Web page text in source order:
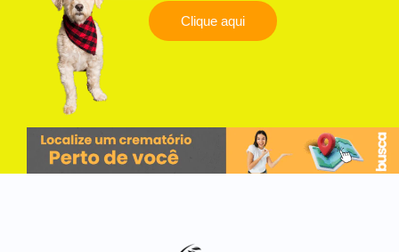
Clique aqui